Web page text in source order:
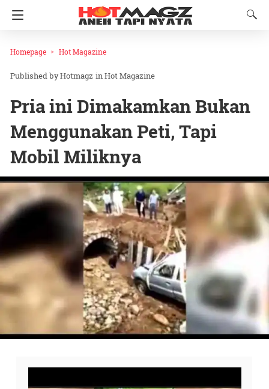
Homepage Hot Magazine
Hotmagz inHot Magazine
Pria ini Dimakamkan Bukan
Menggunakan Peti, Tapi
Mobil Miliknya